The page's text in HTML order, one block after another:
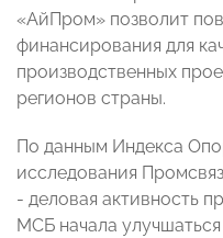
«АйПром» позволит
финансирования для
производственных
регионов страны.
По данным Индекса
исследования
- деловая активность
МСБ начала улучшаться